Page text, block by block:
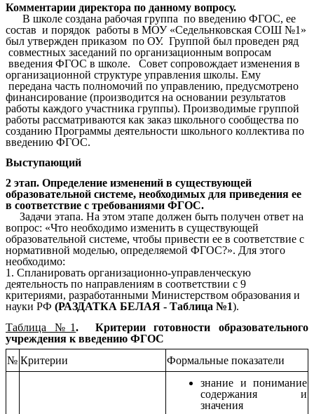
Комментарии директора по данному вопросу.
В школе создана рабочая группа по введению ФГОС, ее
состав и порядок работы в МОУ «Седельнковская СОШ №1»
был утвержден приказом по ОУ. Группой был проведен ряд
совместных заседаний по организационным вопросам
введения ФГОС в школе. Совет сопровождает изменения в
организационной структуре управления школы. Ему
передана часть полномочий по управлению, предусмотрено
финансирование (производится на основании результатов
работы каждого участника группы). Производимые группой
работы рассматриваются как заказ школьного сообщества по
созданию Программы деятельности школьного коллектива по
введению ФГОС.
Выступающий
2 этап. Определение изменений в существующей
образовательной системе, необходимых для приведения ее
в соответствие с требованиями ФГОС.
Задачи этапа. На этом этапе должен быть получен ответ на
вопрос: «Что необходимо изменить в существующей
образовательной системе, чтобы привести ее в соответствие с
нормативной моделью, определяемой ФГОС?». Для этого
необходимо:
1. Спланировать организационно-управленческую
деятельность по направлениям в соответствии с 9
критериями, разработанными Министерством образования и
науки РФ (РАЗДАТКА БЕЛАЯ - Таблица №1).
Таблица №1. Критерии готовности образовательного
учреждения к введению ФГОС
№ Критерии Формальные показатели
знание и понимание
содержания и
значения